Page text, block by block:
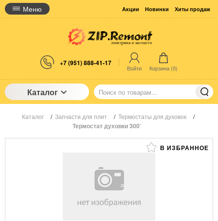
Меню Акции Новинки Хиты продаж
+7 (951) 888-41-17
Войти Корзина (0)
Каталог
Каталог / Запчасти для плит / Термостаты для духовок /
Термостат духовки 300`
В ИЗБРАННОЕ